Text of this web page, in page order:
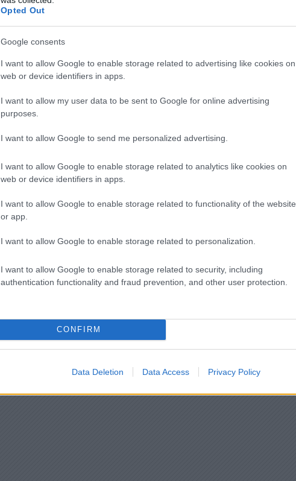
Opted Out
Google consents
I want to allow Google to enable storage related to advertising like cookies on
web or device identifiers in apps.
I want to allow my user data to be sent to Google for online advertising
purposes.
I want to allow Google to send me personalized advertising.
I want to allow Google to enable storage related to analytics like cookies on
web or device identifiers in apps.
I want to allow Google to enable storage related to functionality of the website
or app.
I want to allow Google to enable storage related to personalization.
I want to allow Google to enable storage related to security, including
authentication functionality and fraud prevention, and other user protection.
CONFIRM
Data Deletion Data Access Privacy Policy